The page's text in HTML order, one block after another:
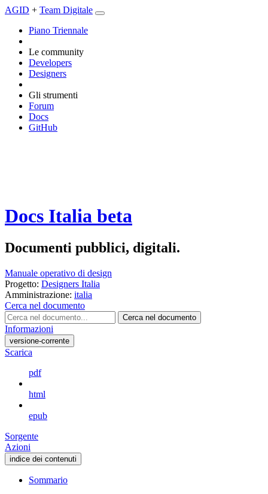
AGID + Team Digitale
Piano Triennale
Le community
Developers
Designers
Gli strumenti
Forum
Docs
GitHub
Docs Italia beta
Documenti pubblici, digitali.
Manuale operativo di design
Progetto: Designers Italia
Amministrazione: italia
Cerca nel documento
Cerca nel documento
Informazioni
versione-corrente
Scarica
pdf
html
epub
Sorgente
Azioni
indice dei contenuti
Sommario